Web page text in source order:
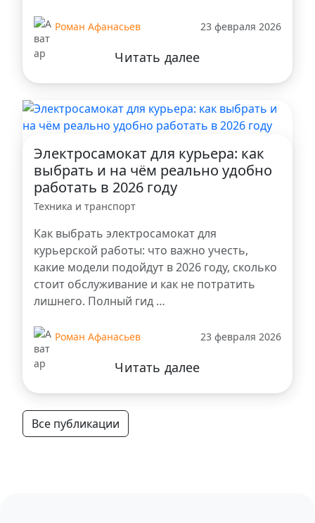
Роман Афанасьев 23 февраля 2026
Читать далее
Электросамокат для курьера: как
выбрать и на чём реально удобно
работать в 2026 году
Техника и транспорт
Как выбрать электросамокат для
курьерской работы: что важно учесть,
какие модели подойдут в 2026 году, сколько
стоит обслуживание и как не потратить
лишнего. Полный гид …
Роман Афанасьев 23 февраля 2026
Читать далее
Все публикации